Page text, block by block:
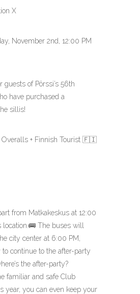
X
November 2nd, 12:00 PM
of Pörssi’s 56th
have purchased a
sillis!
Overalls + Finnish Tourist 🇫🇮
from Matkakeskus at 12:00
🚌 The buses will
city center at 6:00 PM,
continue to the after-party
the after-party?
familiar and safe Club
year, you can even keep your